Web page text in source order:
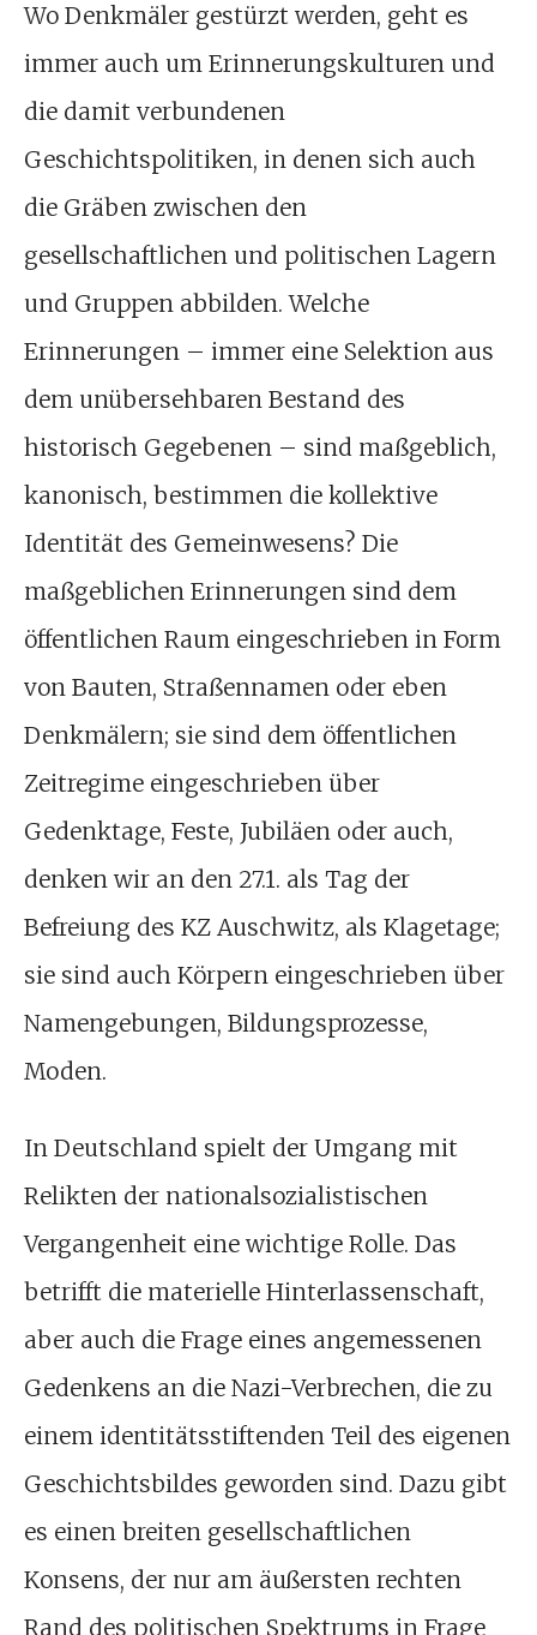
Wo Denkmäler gestürzt werden, geht es
immer auch um Erinnerungskulturen und
die damit verbundenen
Geschichtspolitiken, in denen sich auch
die Gräben zwischen den
gesellschaftlichen und politischen Lagern
und Gruppen abbilden. Welche
Erinnerungen – immer eine Selektion aus
dem unübersehbaren Bestand des
historisch Gegebenen – sind maßgeblich,
kanonisch, bestimmen die kollektive
Identität des Gemeinwesens? Die
maßgeblichen Erinnerungen sind dem
öffentlichen Raum eingeschrieben in Form
von Bauten, Straßennamen oder eben
Denkmälern; sie sind dem öffentlichen
Zeitregime eingeschrieben über
Gedenktage, Feste, Jubiläen oder auch,
denken wir an den 27.1. als Tag der
Befreiung des KZ Auschwitz, als Klagetage;
sie sind auch Körpern eingeschrieben über
Namengebungen, Bildungsprozesse,
Moden.
In Deutschland spielt der Umgang mit
Relikten der nationalsozialistischen
Vergangenheit eine wichtige Rolle. Das
betrifft die materielle Hinterlassenschaft,
aber auch die Frage eines angemessenen
Gedenkens an die Nazi-Verbrechen, die zu
einem identitätsstiftenden Teil des eigenen
Geschichtsbildes geworden sind. Dazu gibt
es einen breiten gesellschaftlichen
Konsens, der nur am äußersten rechten
Rand des politischen Spektrums in Frage